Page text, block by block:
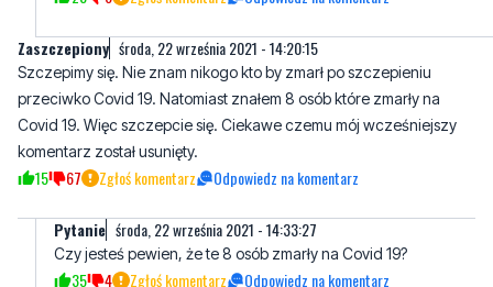
Covid 19. Więc szczepcie się. Ciekawe czemu mój wcześniejszy
komentarz został usunięty.
15 67 Zgłoś komentarz Odpowiedz na komentarz
Pytanie środa, 22 września 2021 - 14:33:27
Czy jesteś pewien, że te 8 osób zmarły na Covid 19?
Bo to trole środa, 22 września 2021 - 19:56:55
Dokladnie. Trole antyszczepionkowe widac się uaktywniły hehe